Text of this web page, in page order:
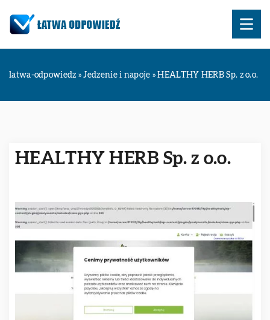
latwa-odpowiedz »Jedzenie i napoje »HEALTHY HERB Sp. z o.o.
HEALTHY HERB Sp. z o.o.